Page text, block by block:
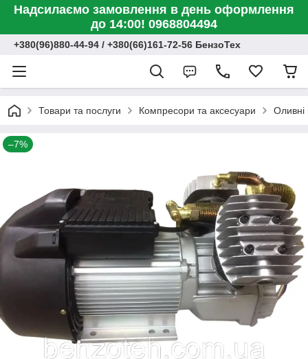
Надсилаємо замовлення в день оформлення
до 14:00! 0968804494
+380(96)880-44-94 / +380(66)161-72-56 БензоТех
Товари та послуги Компресори та аксесуари Оливні
–7%